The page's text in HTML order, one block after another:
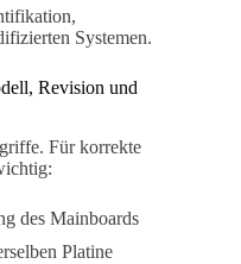
Systemen.
Revision und
Für korrekte
des Mainboards
Platine